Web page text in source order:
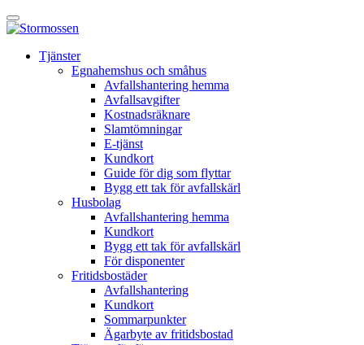
Skip
toÖppna
huvudmeny
tjänst
Tjänster
Egnahemshus och småhus
Avfallshantering hemma
Avfallsavgifter
Kostnadsräknare
Slamtömningar
E-tjänst
Kundkort
Guide för dig som flyttar
Bygg ett tak för avfallskärl
Husbolag
Avfallshantering hemma
Kundkort
Bygg ett tak för avfallskärl
För disponenter
Fritidsbostäder
Avfallshantering
Kundkort
Sommarpunkter
Ägarbyte av fritidsbostad